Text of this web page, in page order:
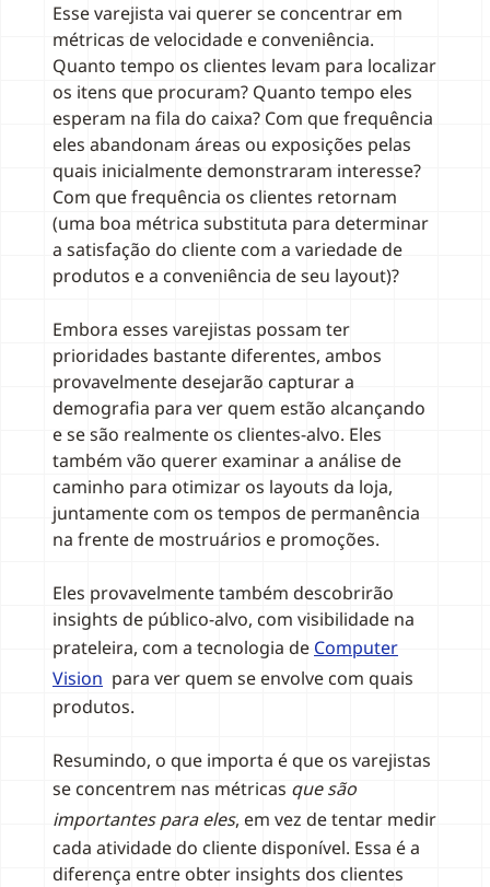
Esse varejista vai querer se concentrar em
métricas de velocidade e conveniência.
Quanto tempo os clientes levam para localizar
os itens que procuram? Quanto tempo eles
esperam na fila do caixa? Com que frequência
eles abandonam áreas ou exposições pelas
quais inicialmente demonstraram interesse?
Com que frequência os clientes retornam
(uma boa métrica substituta para determinar
a satisfação do cliente com a variedade de
produtos e a conveniência de seu layout)?
Embora esses varejistas possam ter
prioridades bastante diferentes, ambos
provavelmente desejarão capturar a
demografia para ver quem estão alcançando
e se são realmente os clientes-alvo. Eles
também vão querer examinar a análise de
caminho para otimizar os layouts da loja,
juntamente com os tempos de permanência
na frente de mostruários e promoções.
Eles provavelmente também descobrirão
insights de público-alvo, com visibilidade na
prateleira, com a tecnologia de Computer
Vision para ver quem se envolve com quais
produtos.
Resumindo, o que importa é que os varejistas
se concentrem nas métricas que são
importantes para eles, em vez de tentar medir
cada atividade do cliente disponível. Essa é a
diferença entre obter insights dos clientes